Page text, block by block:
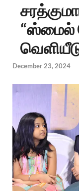
“ஸ்மைல்
December 23, 2024